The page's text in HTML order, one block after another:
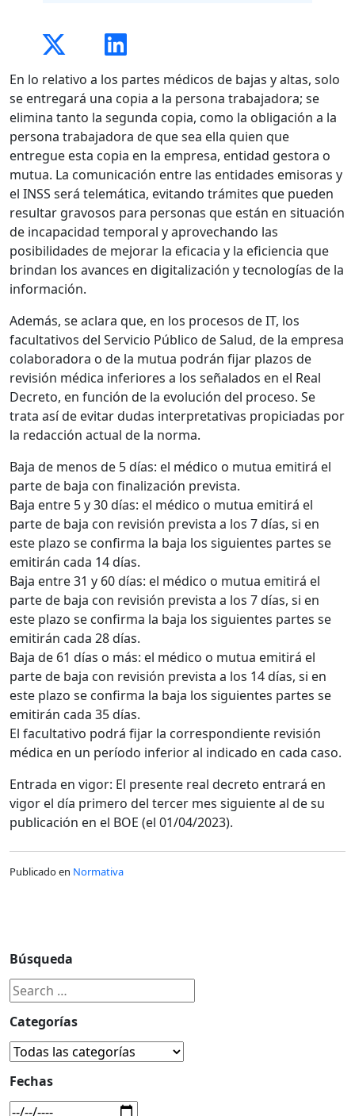
En lo relativo a los partes médicos de bajas y altas, solo
se entregará una copia a la persona trabajadora; se
elimina tanto la segunda copia, como la obligación a la
persona trabajadora de que sea ella quien que
entregue esta copia en la empresa, entidad gestora o
mutua. La comunicación entre las entidades emisoras y
el INSS será telemática, evitando trámites que pueden
resultar gravosos para personas que están en situación
de incapacidad temporal y aprovechando las
posibilidades de mejorar la eficacia y la eficiencia que
brindan los avances en digitalización y tecnologías de la
información.
Además, se aclara que, en los procesos de IT, los
facultativos del Servicio Público de Salud, de la empresa
colaboradora o de la mutua podrán fijar plazos de
revisión médica inferiores a los señalados en el Real
Decreto, en función de la evolución del proceso. Se
trata así de evitar dudas interpretativas propiciadas por
la redacción actual de la norma.
Baja de menos de 5 días: el médico o mutua emitirá el
parte de baja con finalización prevista.
Baja entre 5 y 30 días: el médico o mutua emitirá el
parte de baja con revisión prevista a los 7 días, si en
este plazo se confirma la baja los siguientes partes se
emitirán cada 14 días.
Baja entre 31 y 60 días: el médico o mutua emitirá el
parte de baja con revisión prevista a los 7 días, si en
este plazo se confirma la baja los siguientes partes se
emitirán cada 28 días.
Baja de 61 días o más: el médico o mutua emitirá el
parte de baja con revisión prevista a los 14 días, si en
este plazo se confirma la baja los siguientes partes se
emitirán cada 35 días.
El facultativo podrá fijar la correspondiente revisión
médica en un período inferior al indicado en cada caso.
Entrada en vigor: El presente real decreto entrará en
vigor el día primero del tercer mes siguiente al de su
publicación en el BOE (el 01/04/2023).
Publicado en Normativa
Búsqueda
Categorías
Fechas